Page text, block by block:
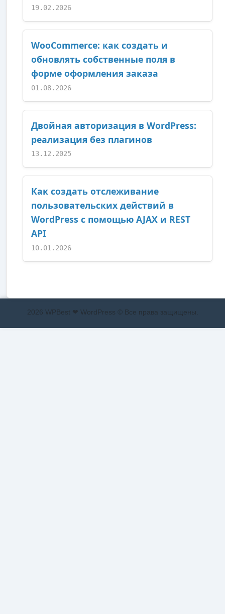
19.02.2026
WooCommerce: как создать и
обновлять собственные поля в
форме оформления заказа
01.08.2026
Двойная авторизация в WordPress:
реализация без плагинов
13.12.2025
Как создать отслеживание
пользовательских действий в
WordPress с помощью AJAX и REST
API
10.01.2026
2026 WPBest ❤ WordPress © Все права защищены.